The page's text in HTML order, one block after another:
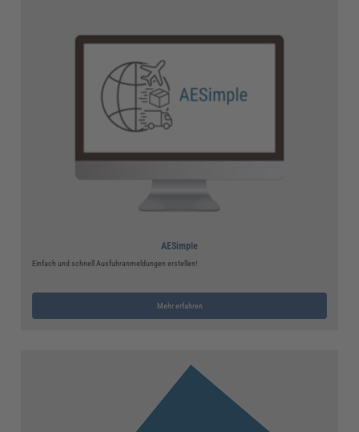
AESimple
Einfach und schnell Ausfuhranmeldungen erstellen!
Mehr erfahren